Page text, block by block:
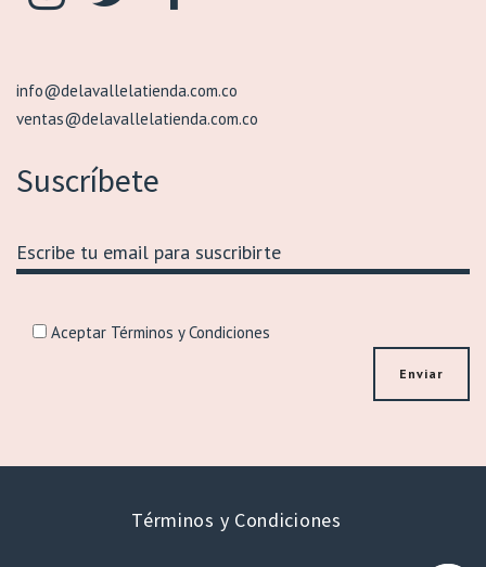
info@delavallelatienda.com.co
ventas@delavallelatienda.com.co
Suscríbete
Aceptar Términos y Condiciones
Términos y Condiciones